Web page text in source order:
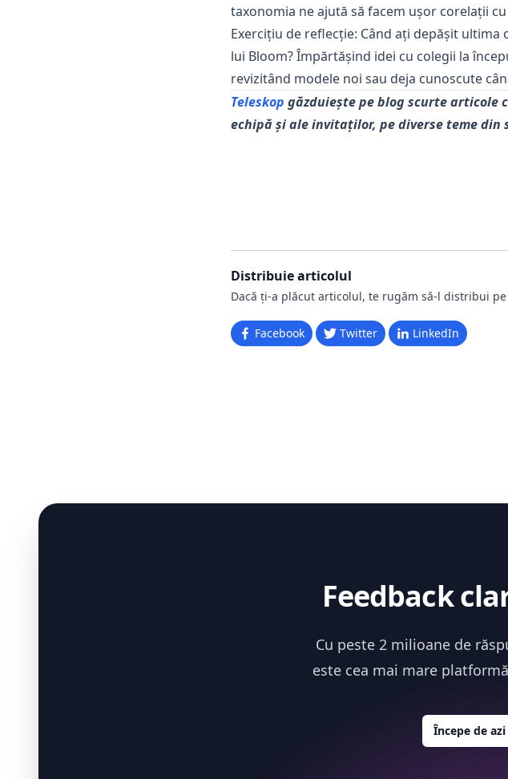
taxonomia ne ajută să facem ușor corelații
Exercițiu de reflecție: Când ați depășit
lui Bloom? Împărtășind idei cu colegii la
revizitând modele noi sau deja cunoscute
Teleskop găzduiește pe blog scurte articole
echipă și ale invitaților, pe diverse teme din
Distribuie articolul
Dacă ți-a plăcut articolul, te rugăm să-l distribui
Facebook Twitter LinkedIn
Feedback
Cu peste 2 milioane de
este cea mai mare
Începe de